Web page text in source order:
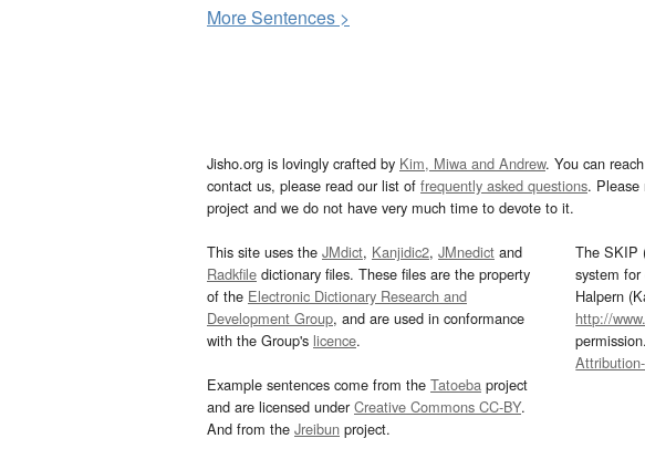
MoreSentences >
Jisho.org is lovingly crafted by Kim, Miwa and Andrew. You can
contact us, please read our list of frequently asked questions. Please
project and we do not have very much time to devote to it.
This site uses the JMdict, Kanjidic2, JMnedict and
Radkfile dictionary files. These files are the property
of the Electronic Dictionary Research and
Development Group, and are used in conformance
with the Group's licence.
Example sentences come from the Tatoeba project
and are licensed underCreative Commons CC-BY.
And from the Jreibun project.
The SKIP
system
Halpern
http://